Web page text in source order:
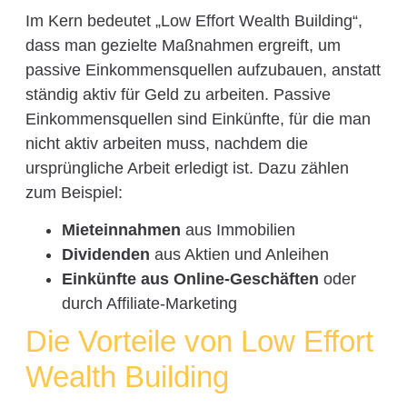
Im Kern bedeutet „Low Effort Wealth Building“,
dass man gezielte Maßnahmen ergreift, um
passive Einkommensquellen aufzubauen, anstatt
ständig aktiv für Geld zu arbeiten. Passive
Einkommensquellen sind Einkünfte, für die man
nicht aktiv arbeiten muss, nachdem die
ursprüngliche Arbeit erledigt ist. Dazu zählen
zum Beispiel:
Mieteinnahmen aus Immobilien
Dividenden aus Aktien und Anleihen
Einkünfte aus Online-Geschäften oder
durch Affiliate-Marketing
Die Vorteile von Low Effort
Wealth Building